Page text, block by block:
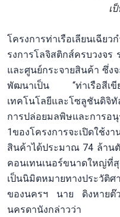
เ
โครงการท่าเรือเลียนเฉีย
รงการโลจิสติกส์ครบวงจร
และศูนย์กระจายสินค้า ซึ่ง
พัฒนาเป็น “ท่าเรือสีเขี
เทคโนโลยีและโซลูชันดิจิทั
การปล่อยมลพิษและการ
1ของโครงการจะเปิดใช้
สินค้าได้ประมาณ 74 ล้าน
คอนเทนเนอร์ขนาดใหญ่ที่
เป็นนิมิตหมายทางประวัติ
ของนครฯ นาย ดิงหายต๊
นครดานังกล่าวว่า